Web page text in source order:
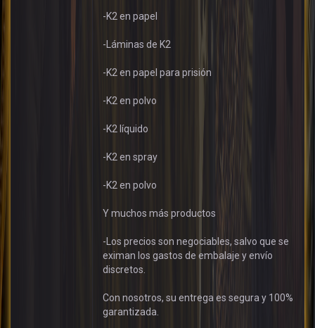
-K2 en papel
-Láminas de K2
-K2 en papel para prisión
-K2 en polvo
-K2 líquido
-K2 en spray
-K2 en polvo
Y muchos más productos
-Los precios son negociables, salvo que se
eximan los gastos de embalaje y envío
discretos.
Con nosotros, su entrega es segura y 100%
garantizada.